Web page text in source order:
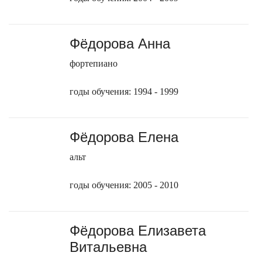
Фёдорова Анна
фортепиано
годы обучения: 1994 - 1999
Фёдорова Елена
альт
годы обучения: 2005 - 2010
Фёдорова Елизавета
Витальевна